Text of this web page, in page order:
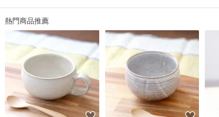
陶藝、玻璃工藝、飾品以及攝影雜貨。
我也曾煩惱過是否應該專注於其中一項深入鑽研，但每一項我都投入了深厚的情
感，實在無法割捨。
「正因為涉獵廣泛，才能將各式各樣的美好傳遞給更多的人。無論是哪一種形
式，我都希望創作出能滋潤某人心中一隅的作品。」
現在我抱持著這樣的想法，在逐步深化每一個領域的同時，也想持續挑戰新的事
珍惜大自然原本的色彩以及素材擁有的質感與魅力，並在其中融入一些我至今為
止用心感受、學習到的點滴。
熱門商品推薦